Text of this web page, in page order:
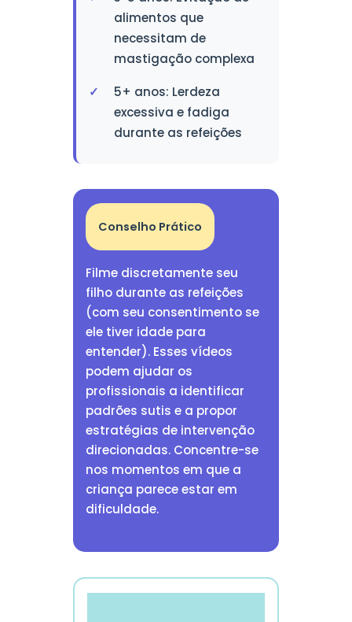
alimentos que
necessitam de
mastigação complexa
5+ anos: Lerdeza
excessiva e fadiga
durante as refeições
Conselho Prático
Filme discretamente seu
filho durante as refeições
(com seu consentimento se
ele tiver idade para
entender). Esses vídeos
podem ajudar os
profissionais a identificar
padrões sutis e a propor
estratégias de intervenção
direcionadas. Concentre-se
nos momentos em que a
criança parece estar em
dificuldade.